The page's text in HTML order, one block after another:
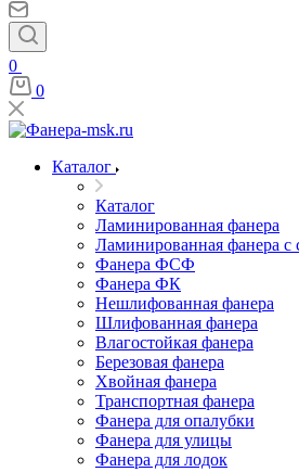
0
0
Каталог
Каталог
Ламинированная фанера
Ламинированная фанера с
Фанера ФСФ
Фанера ФК
Нешлифованная фанера
Шлифованная фанера
Влагостойкая фанера
Березовая фанера
Хвойная фанера
Транспортная фанера
Фанера для опалубки
Фанера для улицы
Фанера для лодок